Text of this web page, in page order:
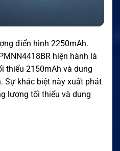
điển hình 2250mAh.
hiện hành là
thiểu 2150mAh và dung
Sự khác biệt này xuất phát
lượng tối thiểu và dung